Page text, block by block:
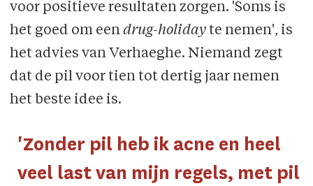
voor positieve resultaten zorgen. 'Soms is
het goed om een drug-holidayte nemen', is
het advies van Verhaeghe. Niemand zegt
dat de pil voor tien tot dertig jaar nemen
het beste idee is.
'Zonder pil heb ik acne en heel
veel last van mijn regels, met pil